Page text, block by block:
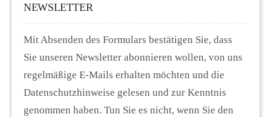
NEWSLETTER
Mit Absenden des Formulars bestätigen Sie, dass
Sie unseren Newsletter abonnieren wollen, von uns
regelmäßige E-Mails erhalten möchten und die
Datenschutzhinweise gelesen und zur Kenntnis
genommen haben. Tun Sie es nicht, wenn Sie den